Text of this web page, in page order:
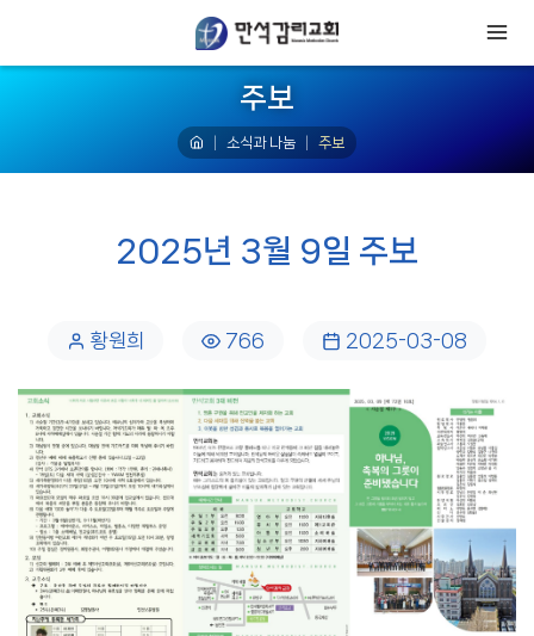
주보
소식과 나눔 주보
2025년 3월 9일 주보
황원희 766 2025-03-08